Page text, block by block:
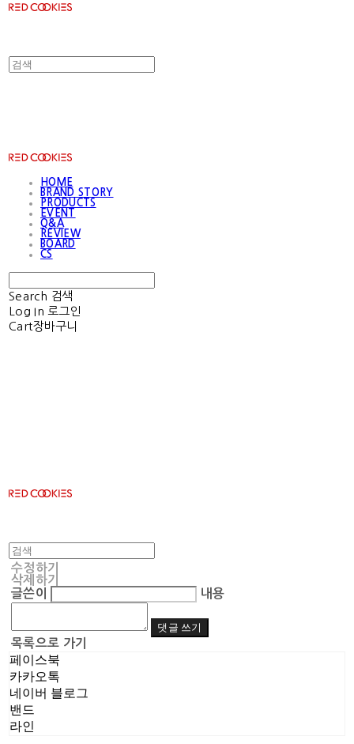
HOME
BRAND STORY
PRODUCTS
EVENT
Q&A
REVIEW
BOARD
CS
Search 검색
Log In 로그인
Cart장바구니
수정하기
삭제하기
글쓴이
내용
댓글 쓰기
목록으로 가기
페이스북
카카오톡
네이버 블로그
밴드
라인